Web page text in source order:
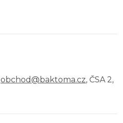
obchod@baktoma.cz, ČSA 2,